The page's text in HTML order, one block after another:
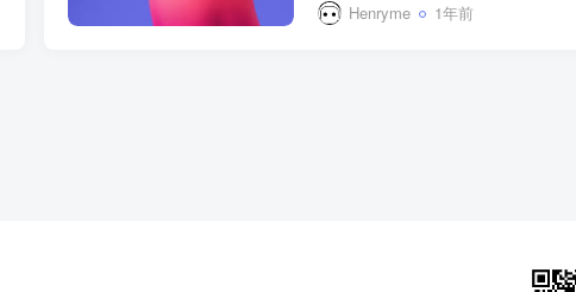
Henryme 1年前